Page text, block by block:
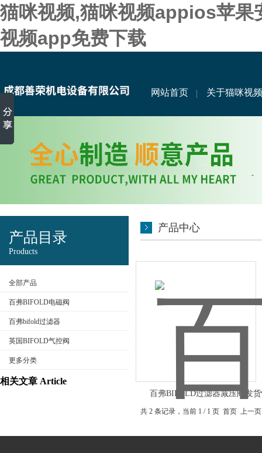
猫咪视频,猫咪视频appios苹果
视频app免费下载
网站首页 关于猫咪视频
产品目录
Products
全部产品
百弗BIFOLD电磁阀
百弗bifold过滤器
英国BIFOLD气控阀
更多分类
相关文章 Article
产品中心
百弗BIFOLD过滤器减压阀发
共 2 条记录，当前 1 / 1 页 首页 上